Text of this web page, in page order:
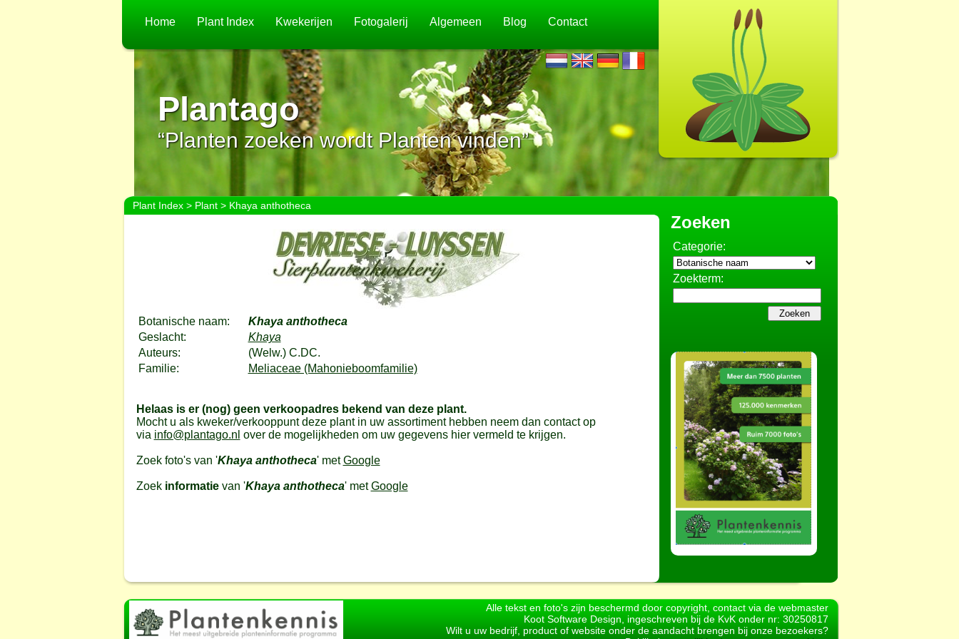
Home Plant Index Kwekerijen Fotogalerij Algemeen Blog Contact
Plantago
“Planten zoeken wordt Planten vinden”
Plant Index> Plant> Khaya anthotheca
Botanische naam:
Khaya anthotheca
Geslacht:
Khaya
Auteurs:
(Welw.) C.DC.
Familie:
Meliaceae (Mahonieboomfamilie)
Helaas is er (nog) geen verkoopadres bekend van deze plant.
Mocht u als kweker/verkooppunt deze plant in uw assortiment hebben neem dan contact op
via info@plantago.nl over de mogelijkheden om uw gegevens hier vermeld te krijgen.
Zoek foto's van 'Khaya anthotheca' metGoogle
Zoek informatievan 'Khaya anthotheca' metGoogle
Zoeken
Categorie:
Zoekterm:
Alle tekst en foto's zijn beschermd door copyright, contact via de webmaster
Koot Software Design, ingeschreven bij de KvK onder nr: 30250817
Wilt u uw bedrijf, product of website onder de aandacht brengen bij onze bezoekers?